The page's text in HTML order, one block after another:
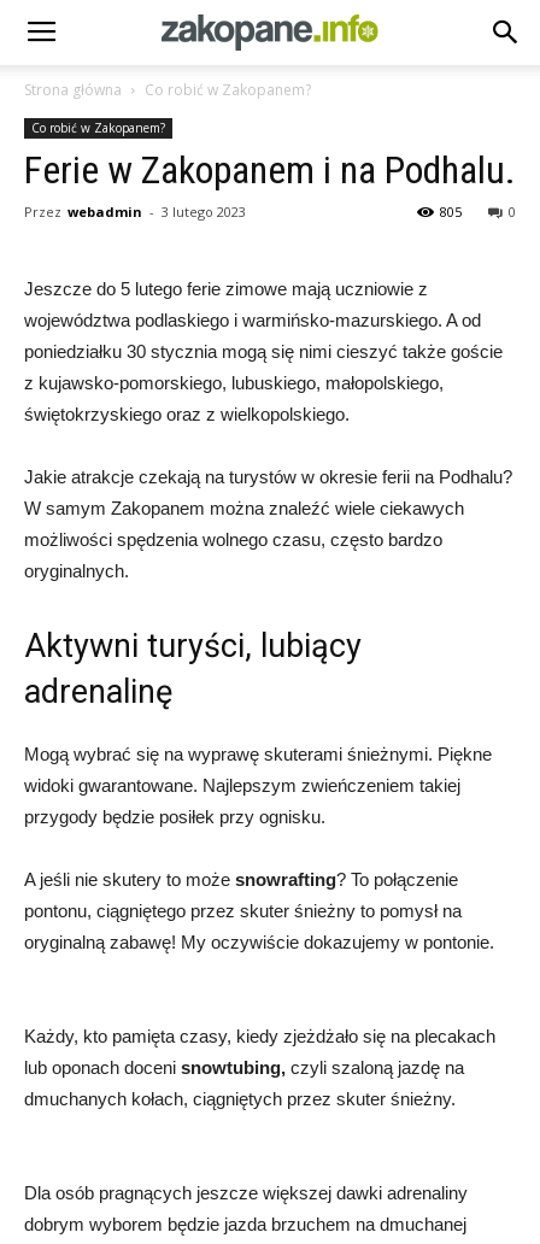
Strona główna Co robić w Zakopanem?
Co robić w Zakopanem?
Ferie w Zakopanem i na Podhalu.
Przez webadmin - 3 lutego 2023 0
805
Jeszcze do 5 lutego ferie zimowe mają uczniowie z
województwa podlaskiego i warmińsko-mazurskiego. A od
poniedziałku 30 stycznia mogą się nimi cieszyć także goście
z kujawsko-pomorskiego, lubuskiego, małopolskiego,
świętokrzyskiego oraz z wielkopolskiego.
Jakie atrakcje czekają na turystów w okresie ferii na Podhalu?
W samym Zakopanem można znaleźć wiele ciekawych
możliwości spędzenia wolnego czasu, często bardzo
oryginalnych.
Aktywni turyści, lubiący
adrenalinę
Mogą wybrać się na wyprawę skuterami śnieżnymi. Piękne
widoki gwarantowane. Najlepszym zwieńczeniem takiej
przygody będzie posiłek przy ognisku.
A jeśli nie skutery to może snowrafting? To połączenie
pontonu, ciągniętego przez skuter śnieżny to pomysł na
oryginalną zabawę! My oczywiście dokazujemy w pontonie.
Każdy, kto pamięta czasy, kiedy zjeżdżało się na plecakach
lub oponach doceni snowtubing, czyli szaloną jazdę na
dmuchanych kołach, ciągniętych przez skuter śnieżny.
Dla osób pragnących jeszcze większej dawki adrenaliny
dobrym wyborem będzie jazda brzuchem na dmuchanej